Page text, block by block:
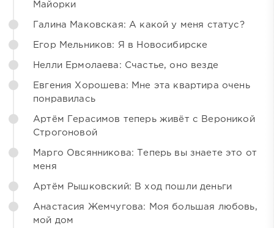
Майорки
Галина Маковская: А какой у меня статус?
Егор Мельников: Я в Новосибирске
Нелли Ермолаева: Счастье, оно везде
Евгения Хорошева: Мне эта квартира очень
понравилась
Артём Герасимов теперь живёт с Вероникой
Строгоновой
Марго Овсянникова: Теперь вы знаете это от
меня
Артём Рышковский: В ход пошли деньги
Анастасия Жемчугова: Моя большая любовь,
мой дом